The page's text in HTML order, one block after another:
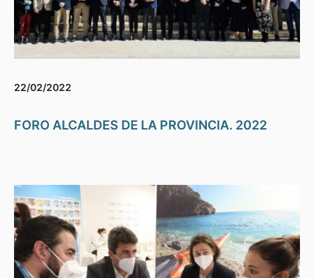
22/02/2022
FORO ALCALDES DE LA PROVINCIA. 2022